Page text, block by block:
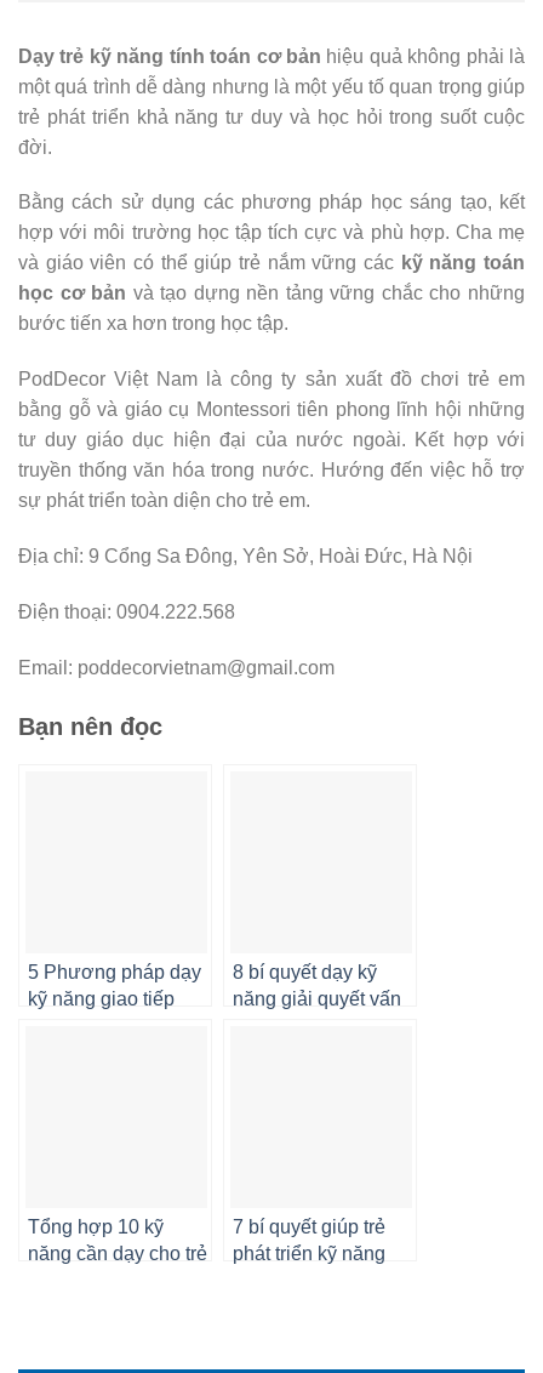
Dạy trẻ kỹ năng tính toán cơ bản hiệu quả không phải là
một quá trình dễ dàng nhưng là một yếu tố quan trọng giúp
trẻ phát triển khả năng tư duy và học hỏi trong suốt cuộc
đời.
Bằng cách sử dụng các phương pháp học sáng tạo, kết
hợp với môi trường học tập tích cực và phù hợp. Cha mẹ
và giáo viên có thể giúp trẻ nắm vững các kỹ năng toán
học cơ bản và tạo dựng nền tảng vững chắc cho những
bước tiến xa hơn trong học tập.
PodDecor Việt Nam là công ty sản xuất đồ chơi trẻ em
bằng gỗ và giáo cụ Montessori tiên phong lĩnh hội những
tư duy giáo dục hiện đại của nước ngoài. Kết hợp với
truyền thống văn hóa trong nước. Hướng đến việc hỗ trợ
sự phát triển toàn diện cho trẻ em.
Địa chỉ: 9 Cổng Sa Đông, Yên Sở, Hoài Đức, Hà Nội
Điện thoại: 0904.222.568
Email: poddecorvietnam@gmail.com
Bạn nên đọc
5 Phương pháp dạy
kỹ năng giao tiếp
8 bí quyết dạy kỹ
năng giải quyết vấn
Tổng hợp 10 kỹ
năng cần dạy cho trẻ
7 bí quyết giúp trẻ
phát triển kỹ năng